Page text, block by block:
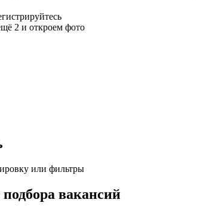
2 и откроем фото
или фильтры
вакансий